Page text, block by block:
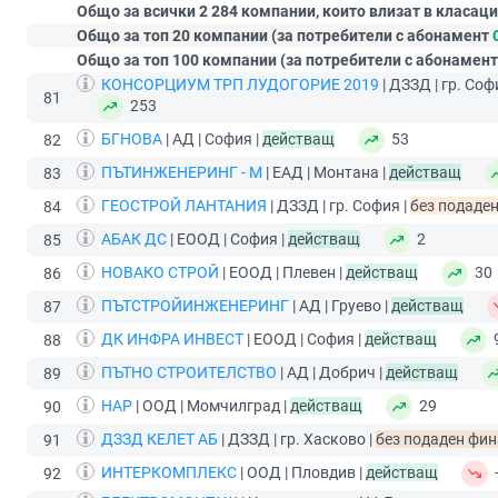
Общо за всички 2 284 компании, които влизат в
Общо за топ 20 компании (за потребители с абонамент
Общо за топ 100 компании (за потребители с
81
КОНСОРЦИУМ ТРП ЛУДОГОРИЕ 2019 | ДЗЗД | гр.
253
82
БГНОВА | АД | София | действащ
53
83
ПЪТИНЖЕНЕРИНГ - М | ЕАД | Монтана | действащ
84
ГЕОСТРОЙ ЛАНТАНИЯ | ДЗЗД | гр. София |без
85
АБАК ДС | ЕООД | София | действащ
2
86
НОВАКО СТРОЙ | ЕООД | Плевен | действащ
30
87
ПЪТСТРОЙИНЖЕНЕРИНГ | АД | Груево | действащ
88
ДК ИНФРА ИНВЕСТ | ЕООД | София | действащ
89
ПЪТНО СТРОИТЕЛСТВО | АД | Добрич | действащ
90
НАР | ООД | Момчилград | действащ
29
91
ДЗЗД КЕЛЕТ АБ | ДЗЗД | гр. Хасково |без подаден
92
ИНТЕРКОМПЛЕКС | ООД | Пловдив | действащ